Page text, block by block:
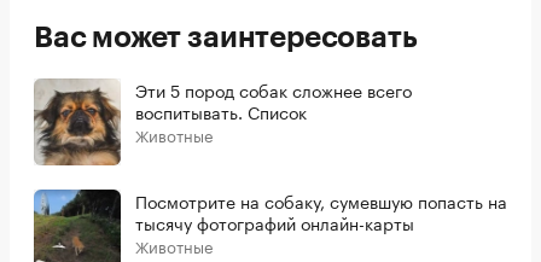
Вас может заинтересовать
Эти 5 пород собак сложнее всего
воспитывать. Список
Животные
Посмотрите на собаку, сумевшую попасть на
тысячу фотографий онлайн-карты
Животные